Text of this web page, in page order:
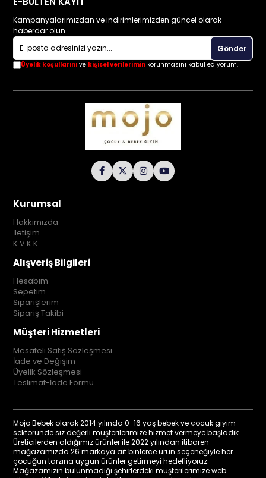
Kampanyalarımızdan ve indirimlerimizden güncel olarak
haberdar olun.
Gönder
Üyelik koşullarını ve kişisel verilerimin korunmasını kabul ediyorum.
Kurumsal
Hakkımızda
İletişim
K.V.K.K
Alışveriş Bilgileri
Hesabım
Sepetim
Siparişlerim
Sipariş Takibi
Müşteri Hizmetleri
Mesafeli Satış Sözleşmesi
İade ve Değişim
Üyelik Sözleşmesi
Teslimat-İade Formu
Mojo Bebek olarak 2014 yılında 0-16 yaş bebek ve çocuk giyim
sektöründe siz değerli müşterilerimize hizmet vermeye başladık.
Üreticilerden aldığımız ürünler ile 2022 yılından itibaren
mağazamızda 26 markaya ait binlerce ürün seçeneğiyle her
çocuğun tarzına uygun ürünler getirmeyi hedefliyoruz.
Mağazamızın bulunmadığı şehirlerdeki müşterilerimize web